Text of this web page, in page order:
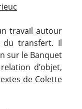
travail autour
du transfert. Il
sur le Banquet
d’objet,
de Colette